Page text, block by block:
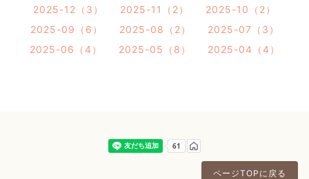
2025-12（3）
2025-11（2）
2025-10（2）
2025-09（6）
2025-08（2）
2025-07（3）
2025-06（4）
2025-05（8） 2025-04（4）
ページTOPに戻る